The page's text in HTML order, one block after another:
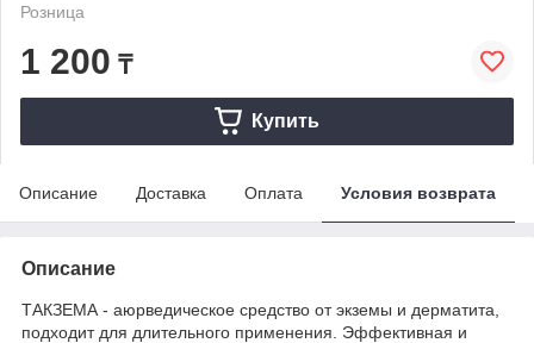
Розница
1 200 ₸
Купить
Описание Доставка Оплата Условия возврата
Описание
ТАКЗЕМА - аюрведическое средство от экземы и дерматита,
подходит для длительного применения. Эффективная и